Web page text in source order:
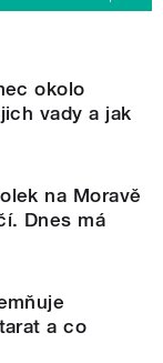
okolo
vady a jak
na Moravě
Dnes má
a co